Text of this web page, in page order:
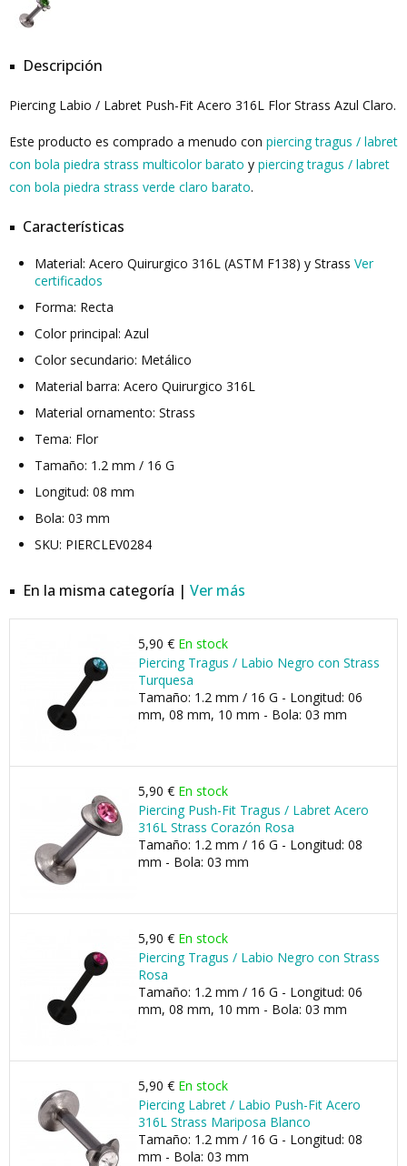
Descripción
Piercing Labio / Labret Push-Fit Acero 316L Flor Strass Azul Claro.
Este producto es comprado a menudo con piercing tragus / labret
con bola piedra strass multicolor barato y piercing tragus / labret
con bola piedra strass verde claro barato.
Características
Material: Acero Quirurgico 316L (ASTM F138) y Strass Ver
certificados
Forma: Recta
Color principal: Azul
Color secundario: Metálico
Material barra: Acero Quirurgico 316L
Material ornamento: Strass
Tema: Flor
Tamaño: 1.2 mm / 16 G
Longitud: 08 mm
Bola: 03 mm
SKU: PIERCLEV0284
En la misma categoría | Ver más
5,90 € En stock
Piercing Tragus / Labio Negro con Strass
Turquesa
Tamaño: 1.2 mm / 16 G - Longitud: 06
mm, 08 mm, 10 mm - Bola: 03 mm
5,90 € En stock
Piercing Push-Fit Tragus / Labret Acero
316L Strass Corazón Rosa
Tamaño: 1.2 mm / 16 G - Longitud: 08
mm - Bola: 03 mm
5,90 € En stock
Piercing Tragus / Labio Negro con Strass
Rosa
Tamaño: 1.2 mm / 16 G - Longitud: 06
mm, 08 mm, 10 mm - Bola: 03 mm
5,90 € En stock
Piercing Labret / Labio Push-Fit Acero
316L Strass Mariposa Blanco
Tamaño: 1.2 mm / 16 G - Longitud: 08
mm - Bola: 03 mm